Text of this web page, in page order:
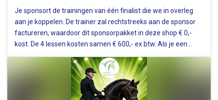
Je sponsort de trainingen van één finalist die we in overleg
aan je koppelen. De trainer zal rechtstreeks aan de sponsor
factureren, waardoor dit sponsorpakket in deze shop € 0,-
kost. De 4 lessen kosten samen € 600,- ex btw. Als je een